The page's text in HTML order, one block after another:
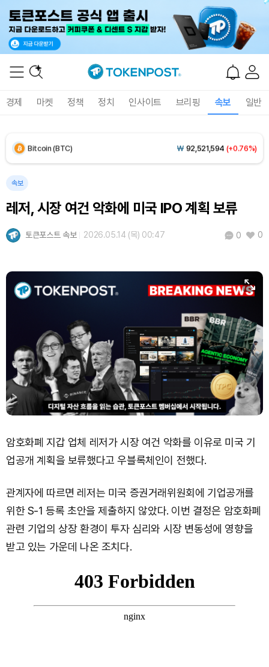
경제 마켓 정책 정치 인사이트 브리핑 속보 일반
Solana (SOL) ₩105,258(+1.36%)
Bitcoin (BTC) ₩ 92,521,594 (+0.76%)
속보
레저, 시장 여건 악화에 미국 IPO 계획 보류
토큰포스트 속보 2026.05.14 (목) 00:47 0 0
암호화폐 지갑 업체 레저가 시장 여건 악화를 이유로 미국 기
업공개 계획을 보류했다고 우블록체인이 전했다.
관계자에 따르면 레저는 미국 증권거래위원회에 기업공개를
위한 S-1 등록 초안을 제출하지 않았다. 이번 결정은 암호화폐
관련 기업의 상장 환경이 투자 심리와 시장 변동성에 영향을
받고 있는 가운데 나온 조치다.